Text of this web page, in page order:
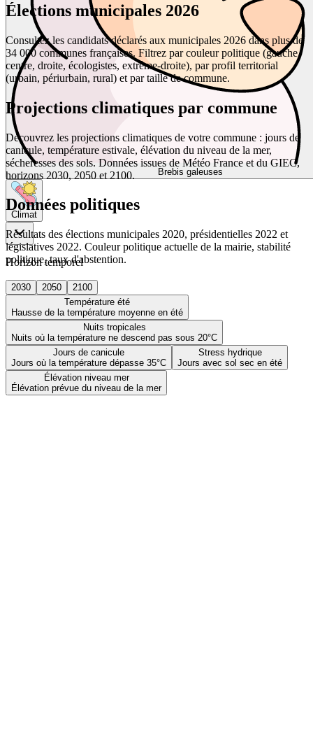
Brebis galeuses
Climat
Horizon temporel
2030 2050
2100
Température été
Hausse de la température moyenne en été
Nuits tropicales
Nuits où la température ne descend pas sous 20°C
Jours de canicule
Jours où la température dépasse 35°C
Stress hydrique
Jours avec sol sec en été
Élévation niveau mer
Élévation prévue du niveau de la mer
Élections municipales 2026
Consultez les candidats déclarés aux municipales 2026 dans plus de
34 000 communes françaises. Filtrez par couleur politique (gauche,
centre, droite, écologistes, extrême-droite), par profil territorial
(urbain, périurbain, rural) et par taille de commune.
Projections climatiques par commune
Découvrez les projections climatiques de votre commune : jours de
canicule, température estivale, élévation du niveau de la mer,
sécheresses des sols. Données issues de Météo France et du GIEC,
horizons 2030, 2050 et 2100.
Données politiques
Résultats des élections municipales 2020, présidentielles 2022 et
législatives 2022. Couleur politique actuelle de la mairie, stabilité
politique, taux d'abstention.